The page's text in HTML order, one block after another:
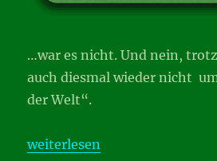
…war es nicht. Und nein,
auch diesmal wieder nicht
der Welt“.
„zeiDverschwÄndung…“
weiterlesen